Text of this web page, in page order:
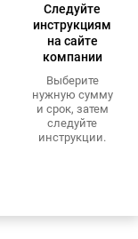
Следуйте
инструкциям
на сайте
компании
Выберите
нужную сумму
и срок, затем
следуйте
инструкции.